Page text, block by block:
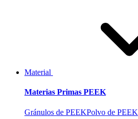
Material
Materias Primas PEEK
Gránulos de PEEKPolvo de PEEK